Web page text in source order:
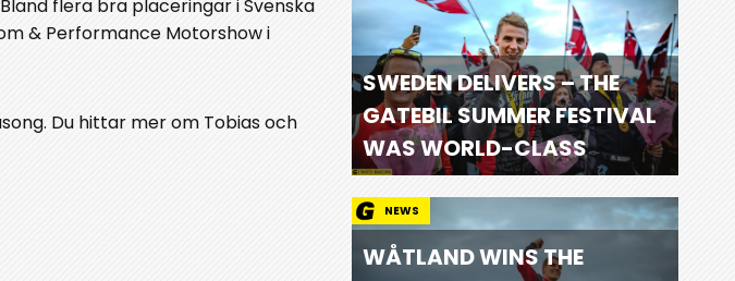
flera bra placeringar i Svenska
& Performance Motorshow i
Du hittar mer om Tobias och
SWEDEN DELIVERS – THE
GATEBIL SUMMER FESTIVAL
WAS WORLD-CLASS
NEWS
WÅTLAND WINS THE